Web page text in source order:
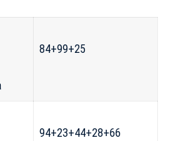
84+99+25
94+23+44+28+66